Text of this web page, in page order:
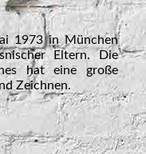
1973 in München
Eltern. Die
hat eine große
Zeichnen.